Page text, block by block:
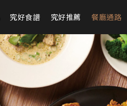
究好食譜 究好推薦 餐廳通路